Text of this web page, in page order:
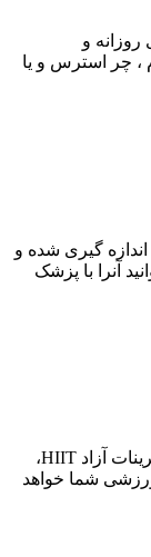
و
چر استرس و یا
اندازه گیری شده و
آنرا با پزشک
ساعت هوشمند فوررانر 965 با ارائه مجموعه تمرینات آزاد HIIT،
ورزشی شما خواهد